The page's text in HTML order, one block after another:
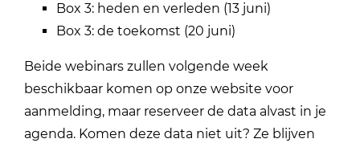
Box 3: heden en verleden (13 juni)
Box 3: de toekomst (20 juni)
Beide webinars zullen volgende week
beschikbaar komen op onze website voor
aanmelding, maar reserveer de data alvast in je
agenda. Komen deze data niet uit? Ze blijven